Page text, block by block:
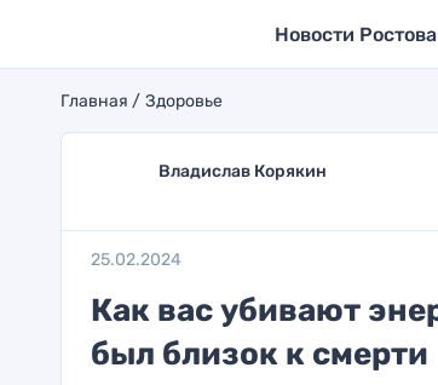
Новости Ростова
Главная Здоровье
Владислав Корякин
25.02.2024
Как вас убивают
был близок к смерти